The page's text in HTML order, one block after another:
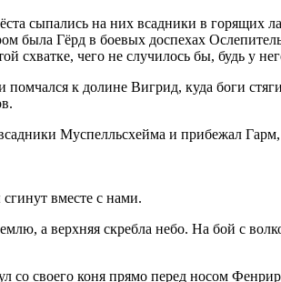
сыпались на них всадники в горящих
Гёрд в боевых доспехах
чего не случилось бы, будь у
к долине Вигрид, куда боги
Муспелльсхейма и прибежал
вместе с нами.
а верхняя скребла небо. На бой с
своего коня прямо перед носом